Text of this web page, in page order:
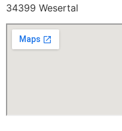
34399 Wesertal